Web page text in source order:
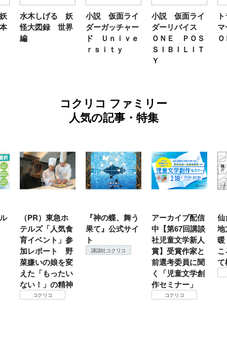
小説 仮面ライ
ダーガッチャー
ド Ｕｎｉｖｅ
小説 仮面ライ
ダーリバイス
ＯＮＥ ＰＯＳ
ＳＩＢＩＬＩＴ
トランスフォー
マーＦＡＮＢＯ
ＯＫ２０２６
コクリコ ファミリー
人気の記事・特集
『神の蝶、舞う
果て』公式サイ
ト
講談社コクリコ
アーカイブ配信
中【第67回講談
社児童文学新人
賞】受賞作家と
仙台の冬は東北
地方では温
暖？ 本当のと
ころは仙台に来
て検証すべし！
コクリコ